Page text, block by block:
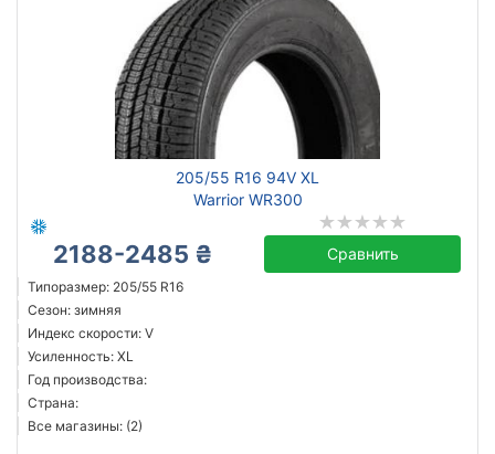
205/55 R16 94V XL
Warrior WR300
2188-2485 ₴ Сравнить
Типоразмер: 205/55 R16
Сезон: зимняя
Индекс скорости: V
Усиленность: XL
Год производства:
Страна:
Все магазины: (2)